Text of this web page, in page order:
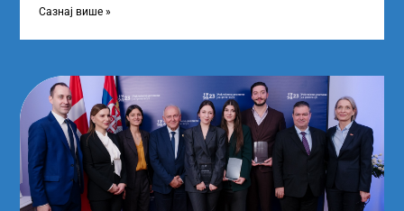
догађају су се
Сазнај више »